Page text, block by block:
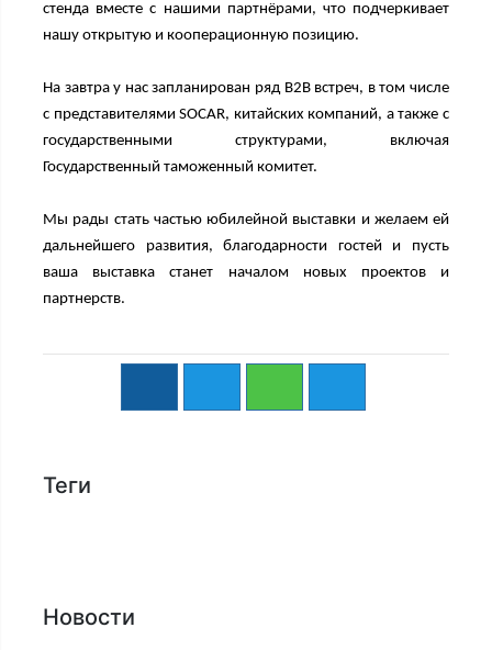
стенда вместе с нашими партнёрами, что подчеркивает
нашу открытую и кооперационную позицию.
На завтра у нас запланирован ряд B2Bвстреч, в том числе
с представителямиSOCAR, китайских компаний, а также с
государственными структурами, включая
Государственный таможенный комитет.
Мы рады стать частью юбилейной выставки и желаем ей
дальнейшего развития, благодарности гостей и пусть
ваша выставка станет началом новых проектов и
партнерств.
Теги
Новости